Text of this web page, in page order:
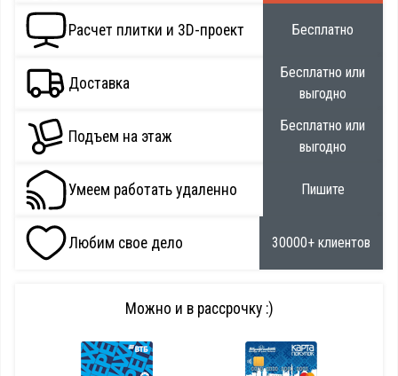
Расчет плитки и 3D-проект Бесплатно
Доставка
Бесплатно или
выгодно
Подъем на этаж
Бесплатно или
выгодно
Умеем работать удаленно Пишите
Любим свое дело 30000+ клиентов
Можно и в рассрочку :)